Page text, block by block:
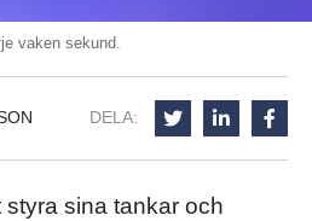
vaken sekund.
DELA:
sina tankar och